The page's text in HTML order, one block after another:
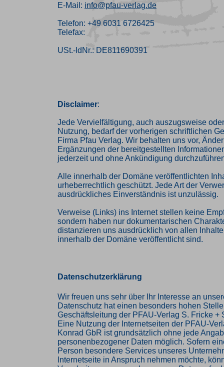
E-Mail: info@pfau-verlag.de
Telefon: +49 6031 6726425
Telefax:
USt.-IdNr.: DE811690391
Disclaimer:
Jede Vervielfältigung, auch auszugsweise
Nutzung, bedarf der vorherigen schriftlichen
Firma Pfau Verlag. Wir behalten uns vor,
Ergänzungen der bereitgestellten
jederzeit und ohne Ankündigung
Alle innerhalb der Domäne veröffentlichten
urheberrechtlich geschützt. Jede Art der
ausdrückliches Einverständnis ist unzulässig.
Verweise (Links) ins Internet stellen keine
sondern haben nur dokumentarischen
distanzieren uns ausdrücklich von allen
innerhalb der Domäne veröffentlicht sind.
Datenschutzerklärung
Wir freuen uns sehr über Ihr Interesse an
Datenschutz hat einen besonders hohen
Geschäftsleitung der PFAU-Verlag S. Fricke +
Eine Nutzung der Internetseiten der PFAU-
Konrad GbR ist grundsätzlich ohne jede
personenbezogener Daten möglich. Sofern
Person besondere Services unseres
Internetseite in Anspruch nehmen möchte,